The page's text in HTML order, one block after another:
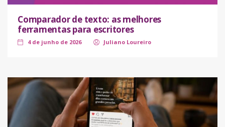
Comparador de texto: as melhores
ferramentas para escritores
4 de junho de 2026 Juliano Loureiro